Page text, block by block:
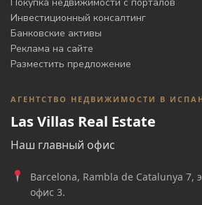
Инвестиционный консалтинг
Банковские активы
Реклама на сайте
Разместить предложение
АГЕНТСТВО НЕДВИЖИМОСТИ В
Las Villas Real Estate
Наш главный офис
Barcelona, Rambla de Catalunya 7,
офис 3.